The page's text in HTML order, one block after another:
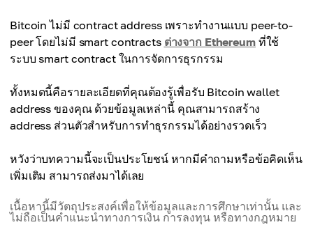
Bitcoin ไม่มี contract address เพราะทำงานแบบ peer-to-
peer โดยไม่มี smart contracts ต่างจาก Ethereumที่ใช้
ระบบ smart contract ในการจัดการธุรกรรม
ทั้งหมดนี้คือรายละเอียดที่คุณต้องรู้เพื่อรับ Bitcoin wallet
address ของคุณ ด้วยข้อมูลเหล่านี้ คุณสามารถสร้าง
address ส่วนตัวสำหรับการทำธุรกรรมได้อย่างรวดเร็ว
หวังว่าบทความนี้จะเป็นประโยชน์ หากมีคำถามหรือข้อคิดเห็น
เพิ่มเติม สามารถส่งมาได้เลย
เนื้อหานี้มีวัตถุประสงค์เพื่อให้ข้อมูลและการศึกษาเท่านั้น และ
ไม่ถือเป็นคำแนะนำทางการเงิน การลงทุน หรือทางกฎหมาย